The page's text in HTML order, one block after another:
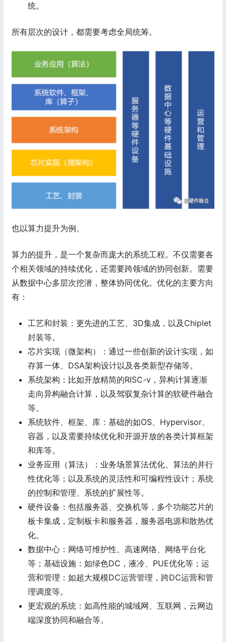
统。
所有层次的设计，都需要考虑全局统筹。
也以算力提升为例。
算力的提升，是一个复杂而庞大的系统工程。不仅需要各
个相关领域的持续优化，还需要跨领域的协同创新。需要
从数据中心多层次挖潜，整体协同优化。优化的主要方向
有：
工艺和封装：更先进的工艺、3D集成，以及Chiplet
封装等。
芯片实现（微架构）：通过一些创新的设计实现，如
存算一体、DSA架构设计以及各类新型存储等。
系统架构：比如开放精简的RISC-v，异构计算逐渐
走向异构融合计算，以及驾驭复杂计算的软硬件融合
等。
系统软件、框架、库：基础的如OS、Hypervisor、
容器，以及需要持续优化和开源开放的各类计算框架
和库等。
业务应用（算法）：业务场景算法优化、算法的并行
性优化等；以及系统的灵活性和可编程性设计；系统
的控制和管理、系统的扩展性等。
硬件设备：包括服务器、交换机等，多个功能芯片的
板卡集成，定制板卡和服务器，服务器电源和散热优
化。
数据中心：网络可维护性、高速网络、网络平台化
等；基础设施：如绿色DC，液冷、PUE优化等；运
营和管理：如超大规模DC运营管理，跨DC运营和管
理调度等。
更宏观的系统：如高性能的城域网、互联网，云网边
端深度协同和融合等。